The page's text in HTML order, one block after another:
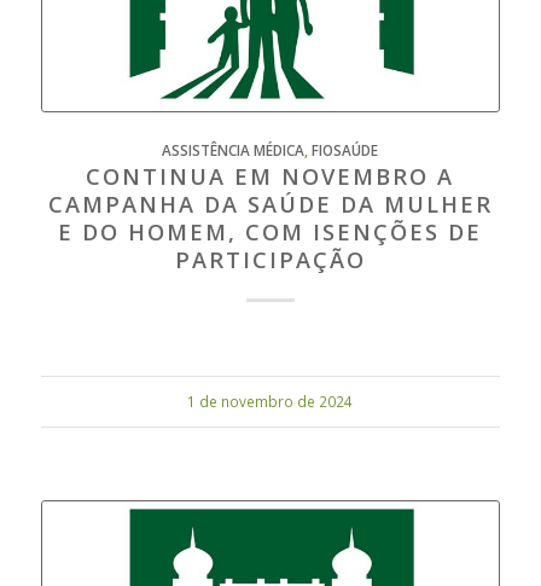
ASSISTÊNCIA MÉDICA,FIOSAÚDE
CONTINUA EM NOVEMBRO A
CAMPANHA DA SAÚDE DA MULHER
E DO HOMEM, COM ISENÇÕES DE
PARTICIPAÇÃO
1 de novembro de 2024